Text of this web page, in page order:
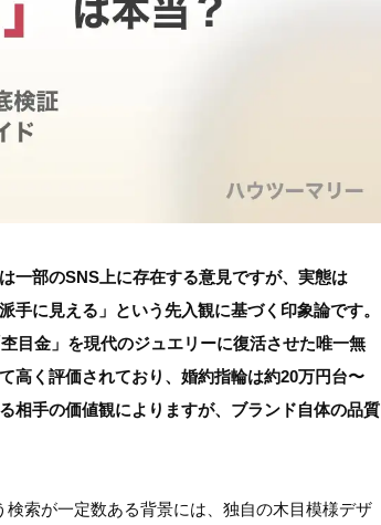
一部のSNS上に存在する意見ですが、実態は
手に見える」という先入観に基づく印象論です。
目金」を現代のジュエリーに復活させた唯一無
高く評価されており、婚約指輪は約20万円台〜
相手の価値観によりますが、ブランド自体の品質
検索が一定数ある背景には、独自の木目模様デザ